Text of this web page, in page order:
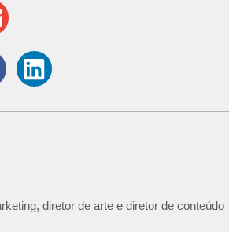
diretor de arte e diretor de conteúdo